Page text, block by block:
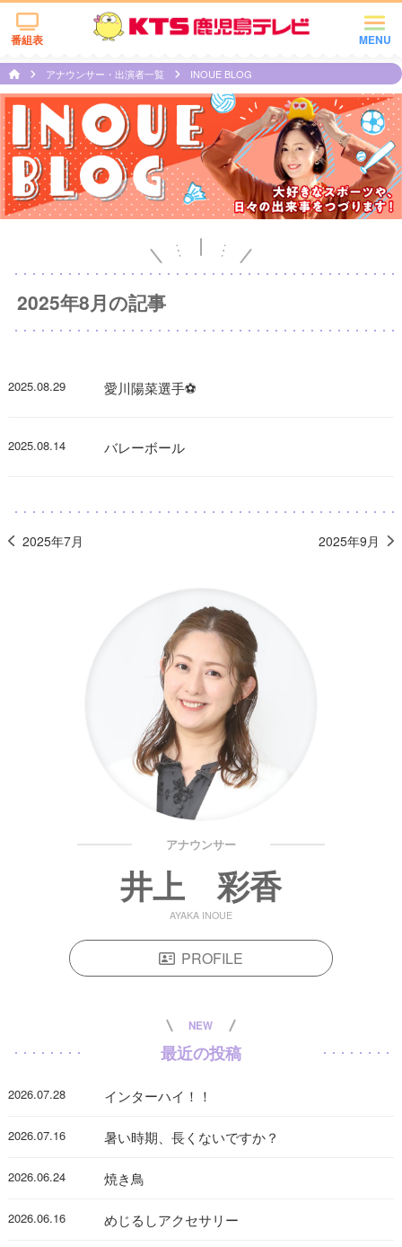
MENU
番組表
アナウンサー・出演者一覧 INOUE BLOG
2025年8月の記事
2025.08.29 愛川陽菜選手⚽
2025.08.14 バレーボール
2025年7月 2025年9月
アナウンサー
井上 彩香
AYAKA INOUE
PROFILE
NEW
最近の投稿
2026.07.28 インターハイ！！
2026.07.16 暑い時期、長くないですか？
2026.06.24 焼き鳥
2026.06.16 めじるしアクセサリー